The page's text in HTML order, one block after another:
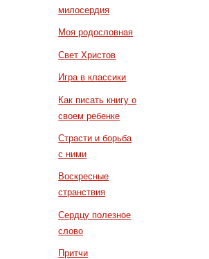
милосердия
Моя родословная
Свет Христов
Игра в классики
Как писать книгу о
своем ребенке
Страсти и борьба
с ними
Воскресные
странствия
Сердцу полезное
слово
Притчи